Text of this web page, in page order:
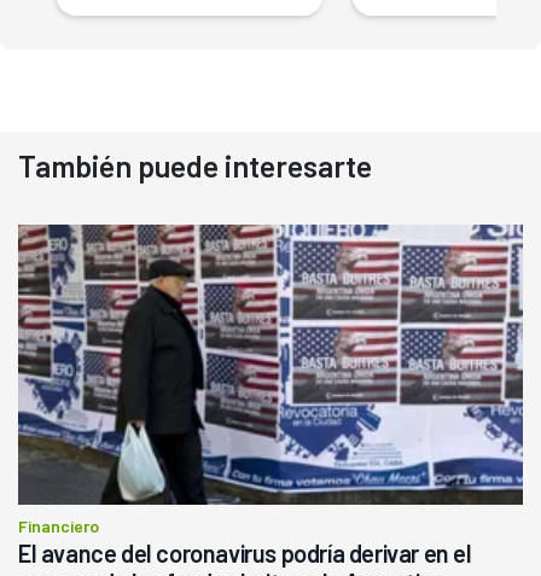
También puede interesarte
Financiero
El avance del coronavirus podría derivar en el